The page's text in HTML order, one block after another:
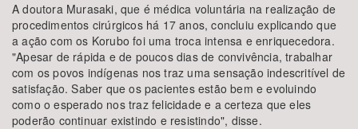
A doutora Murasaki, que é médica voluntária na realização de
procedimentos cirúrgicos há 17 anos, concluiu explicando que
a ação com os Korubo foi uma troca intensa e enriquecedora.
"Apesar de rápida e de poucos dias de convivência, trabalhar
com os povos indígenas nos traz uma sensação indescritível de
satisfação. Saber que os pacientes estão bem e evoluindo
como o esperado nos traz felicidade e a certeza que eles
poderão continuar existindo e resistindo", disse.